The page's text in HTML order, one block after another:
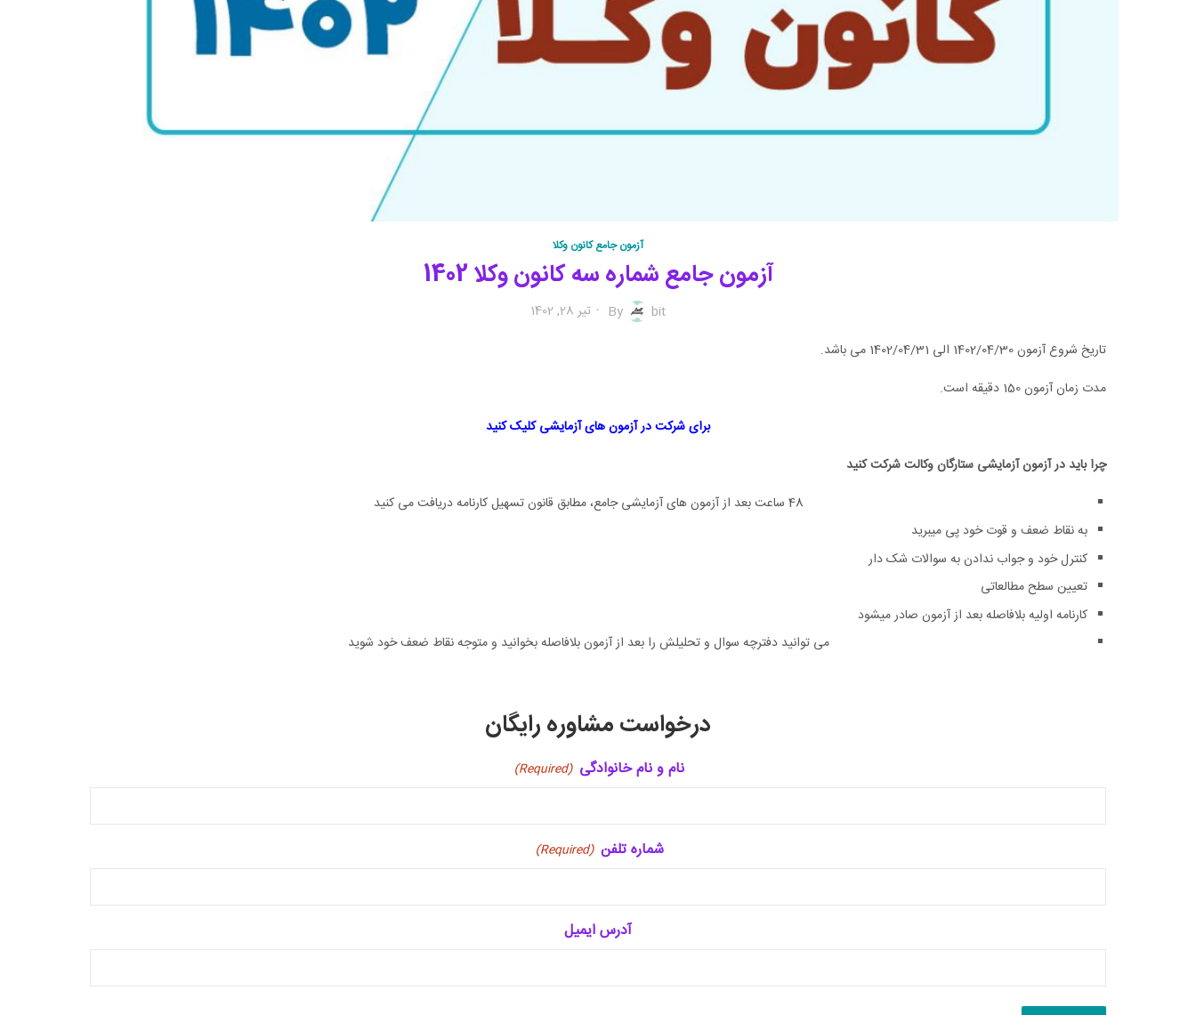
آزمون جامع کانون وکلا
آزمون جامع شماره سه کانون وکلا 1402
By bit
تیر 28, 1402
تاریخ شروع آزمون 1402/04/30 الی 1402/04/31 می باشد.
مدت زمان آزمون 150 دقیقه است.
برای شرکت در آزمون های آزمایشی کلیک کنید
چرا باید در آزمون آزمایشی ستارگان وکالت شرکت کنید
48 ساعت بعد از آزمون های آزمایشی جامع، مطابق قانون تسهیل کارنامه دریافت می کنید
به نقاط ضعف و قوت خود پی میبرید
کنترل خود و جواب ندادن به سوالات شک دار
تعیین سطح مطالعاتی
کارنامه اولیه بلافاصله بعد از آزمون صادر میشود
می توانید دفترچه سوال و تحلیلش را بعد از آزمون بلافاصله بخوانید و متوجه نقاط ضعف خود شوید
درخواست مشاوره رایگان
نام و نام خانوادگی (Required)
شماره تلفن (Required)
آدرس ایمیل